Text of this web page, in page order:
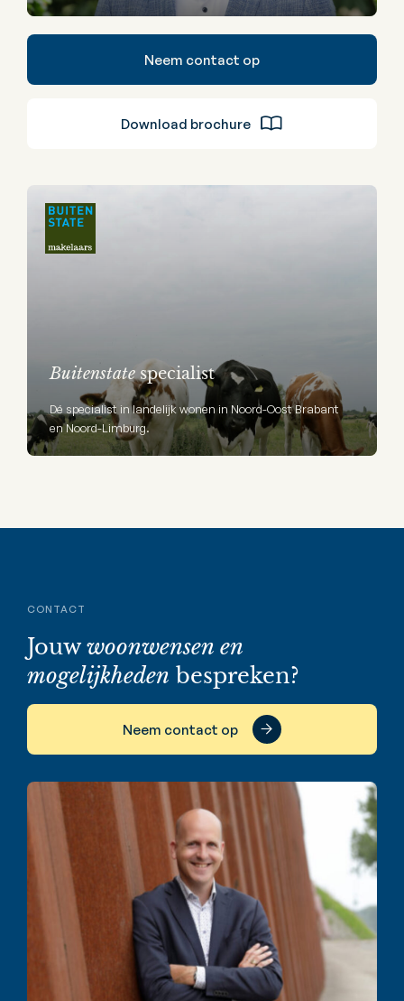
Neem contact op
Download brochure
Buitenstatespecialist
Dé specialist in landelijk wonen in Noord-Oost Brabant
en Noord-Limburg.
CONTACT
Jouwwoonwensen en
mogelijkheden bespreken?
Neem contact op